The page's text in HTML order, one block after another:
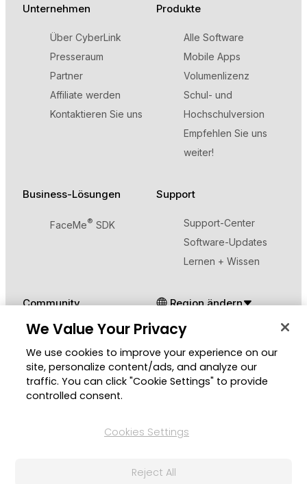
Unternehmen
Über CyberLink
Presseraum
Partner
Affiliate werden
Kontaktieren Sie uns
Produkte
Alle Software
Mobile Apps
Volumenlizenz
Schul- und
Hochschulversion
Empfehlen Sie uns
weiter!
Business-Lösungen
FaceMe® SDK
Support
Support-Center
Software-Updates
Lernen + Wissen
Community
Mitgliederbereich
Blog
Folgen Sie uns
Region ändern
We Value Your Privacy
We use cookies to improve your experience on our
site, personalize content/ads, and analyze our
traffic. You can click "Cookie Settings" to provide
controlled consent.
Cookies Settings
Reject All